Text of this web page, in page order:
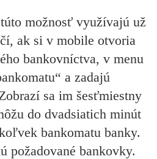
možnosť využívajú už
ak si v mobile otvoria
bankovníctva, v menu
a zadajú
sa im šesťmiestny
do dvadsiatich minút
bankomatu banky.
požadované bankovky.